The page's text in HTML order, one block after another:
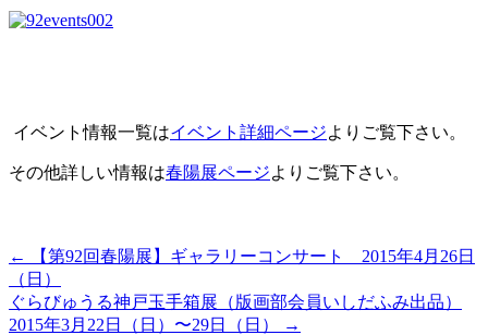
イベント情報一覧はイベント詳細ページよりご覧下さい。
その他詳しい情報は春陽展ページよりご覧下さい。
←
【第92回春陽展】ギャラリーコンサート 2015年4月26日
（日）
ぐらびゅうる神戸玉手箱展（版画部会員いしだふみ出品）
2015年3月22日（日）〜29日（日）
→